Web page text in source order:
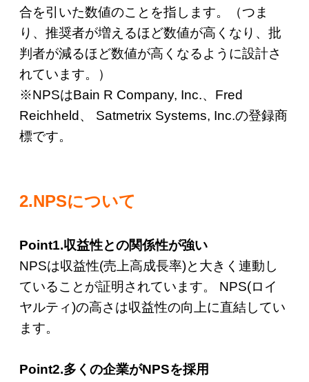
合を引いた数値のことを指します。（つま
り、推奨者が増えるほど数値が高くなり、批
判者が減るほど数値が高くなるように設計さ
れています。）
※NPSはBain R Company, Inc.、Fred
Reichheld、 Satmetrix Systems, Inc.の登録商
標です。
2.NPSについて
Point1.収益性との関係性が強い
NPSは収益性(売上高成長率)と大きく連動し
ていることが証明されています。 NPS(ロイ
ヤルティ)の高さは収益性の向上に直結してい
ます。
Point2.多くの企業がNPSを採用